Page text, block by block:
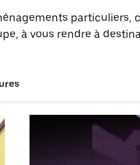
particuliers,
à vous rendre à